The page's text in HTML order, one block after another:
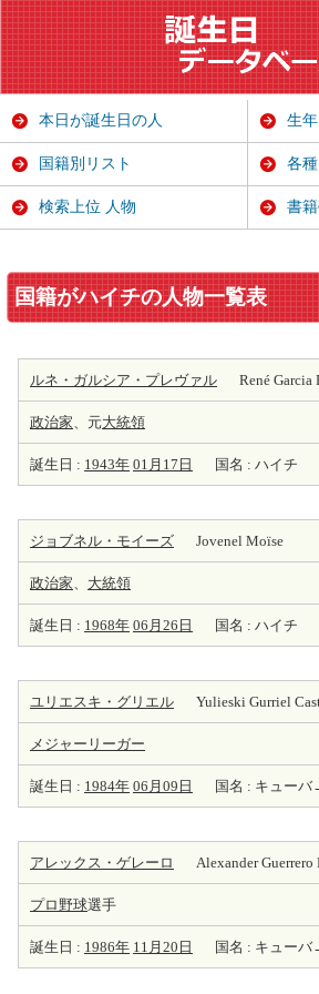
国籍がハイチの人物一覧表
ルネ・ガルシア・プレヴァル René Garcia
政治家、元大統領
誕生日 : 1943年 01月17日 国名 : ハイチ
ジョブネル・モイーズ Jovenel Moïse
政治家、 大統領
誕生日 : 1968年 06月26日 国名 : ハイチ
ユリエスキ・グリエル Yulieski Gurriel
メジャーリーガー
誕生日 : 1984年 06月09日 国名 : キュー
アレックス・ゲレーロ Alexander Guerrero
プロ野球選手
誕生日 : 1986年 11月20日 国名 : キュー
本日が誕生日の人 生
国籍別リスト 各
検索上位 人物 書